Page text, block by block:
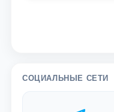
СОЦИАЛЬНЫЕ СЕТИ